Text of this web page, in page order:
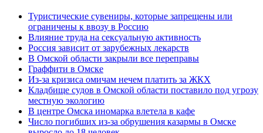
Туристические сувениры, которые запрещены или
ограничены к ввозу в Россию
Влияние труда на сексуальную активность
Россия зависит от зарубежных лекарств
В Омской области закрыли все переправы
Граффити в Омске
Из-за кризиса омичам нечем платить за ЖКХ
Кладбище судов в Омской области поставило под угрозу
местную экологию
В центре Омска иномарка влетела в кафе
Число погибших из-за обрушения казармы в Омске